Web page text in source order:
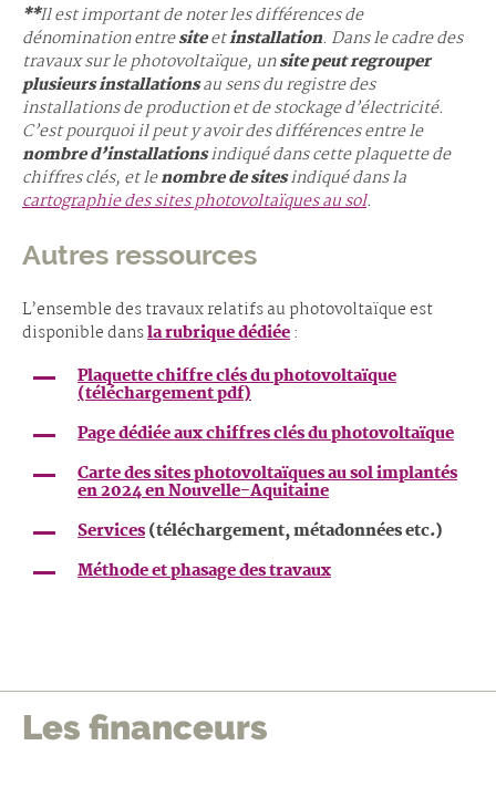
**Il est important de noter les différences de
dénomination entresiteetinstallation. Dans le cadre des
travaux sur le photovoltaïque, unsite peut regrouper
plusieurs installationsau sens du registre des
installations de production et de stockage d’électricité.
C’est pourquoi il peut y avoir des différences entre le
nombre d’installationsindiqué dans cette plaquette de
chiffres clés, et lenombre de sitesindiqué dans la
cartographie des sites photovoltaïques au sol.
Autres ressources
L’ensemble des travaux relatifs au photovoltaïque est
disponible dansla rubrique dédiée:
Plaquette chiffre clés du photovoltaïque
(téléchargement pdf)
Page dédiée aux chiffres clés du photovoltaïque
Carte des sites photovoltaïques au sol implantés
en 2024 en Nouvelle-Aquitaine
Services(téléchargement, métadonnées etc.)
Méthode et phasage des travaux
Les financeurs